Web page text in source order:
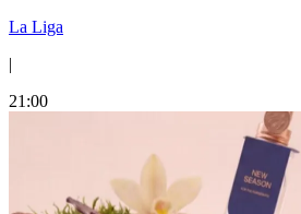
La Liga
|
21:00